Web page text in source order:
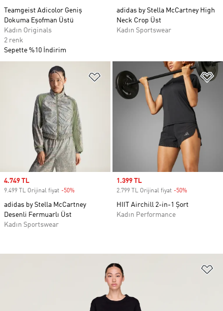
Teamgeist Adicolor Geniş
Dokuma Eşofman Üstü
Kadın Originals
2 renk
Sepette %10 İndirim
adidas by Stella McCartney High
Neck Crop Üst
Kadın Sportswear
Favori Listesine Ekle
Sale price
4.749 TL
9.499 TL Orijinal fiyat -50%
adidas by Stella McCartney
Desenli Fermuarlı Üst
Kadın Sportswear
Sale price
1.399 TL
2.799 TL Orijinal fiyat -50%
HIIT Airchill 2-in-1 Şort
Kadın Performance